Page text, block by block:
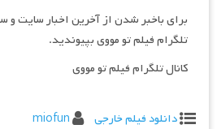
برای باخبر شدن از آخرین اخبار سایت و
تلگرام فیلم تو مووی بپیوندید.
کانال تلگرام فیلم تو مووی
دانلود فیلم خارجی
miofun